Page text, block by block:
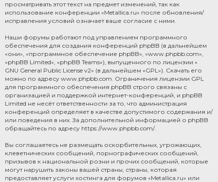
просматривать этот текст на предмет изменений, так как
использование конференции «Metallica.ru» после обновления/
исправления условий означает ваше согласие с ними.
Наши форумы работают под управлением программного
обеспечения для создания конференций phpBB (в дальнейшем
«они», «программное обеспечение phpBB», «www.phpbb.com»,
«phpBB Limited», «phpBB Teams»), выпущенного по лицензии «
GNU General Public License v2» (в дальнейшем «GPL»). Скачать его
можно по адресу www.phpbb.com. Ограничения лицензии GPL
для программного обеспечения phpBB строго связаны с
организацией и поддержкой интернет-конференций, и phpBB
Limited не несёт ответственности за то, что администрация
конференций определяет в качестве допустимого содержания и/
или поведения в них. За дополнительной информацией о phpBB
обращайтесь по адресу https://www.phpbb.com/.
Вы соглашаетесь не размещать оскорбительных, угрожающих,
клеветнических сообщений, порнографических сообщений,
призывов к национальной розни и прочих сообщений, которые
могут нарушить законы вашей страны, страны, которая
предоставляет услуги хостинга для форумов «Metallica.ru» или